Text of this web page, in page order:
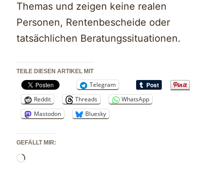
Themas und zeigen keine realen
Personen, Rentenbescheide oder
tatsächlichen Beratungssituationen.
TEILE DIESEN ARTIKEL MIT
Telegram
Reddit
Threads
WhatsApp
Mastodon
Bluesky
GEFÄLLT MIR:
Wird